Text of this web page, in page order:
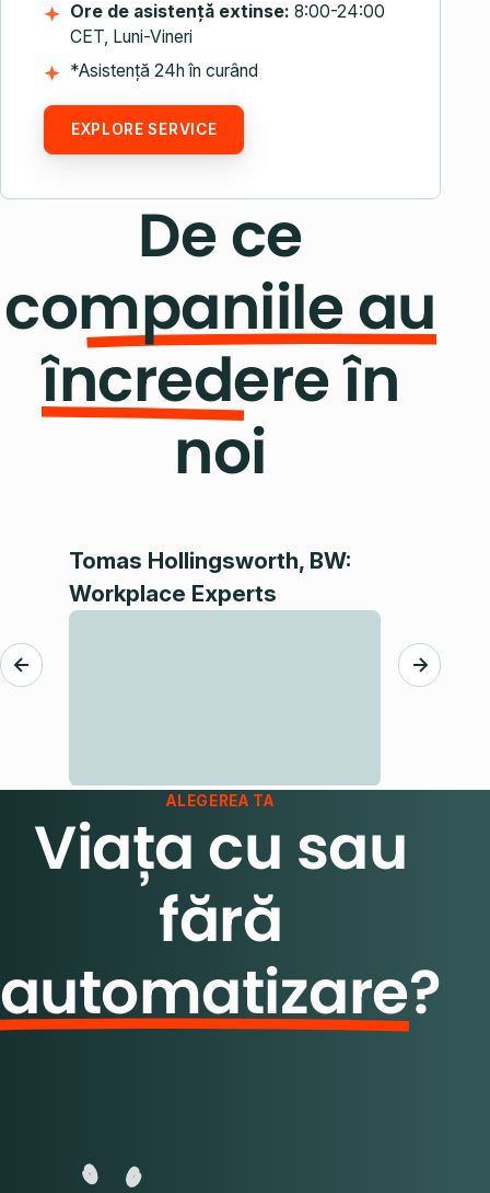
Ore de asistență extinse: 8:00-24:00
CET, Luni-Vineri
*Asistență 24h în curând
EXPLORE SERVICE
De ce
companiile au
încredere în
noi
Tomas Hollingsworth, BW:
Workplace Experts
ALEGEREA TA
Viața cu sau
fără
automatizare?